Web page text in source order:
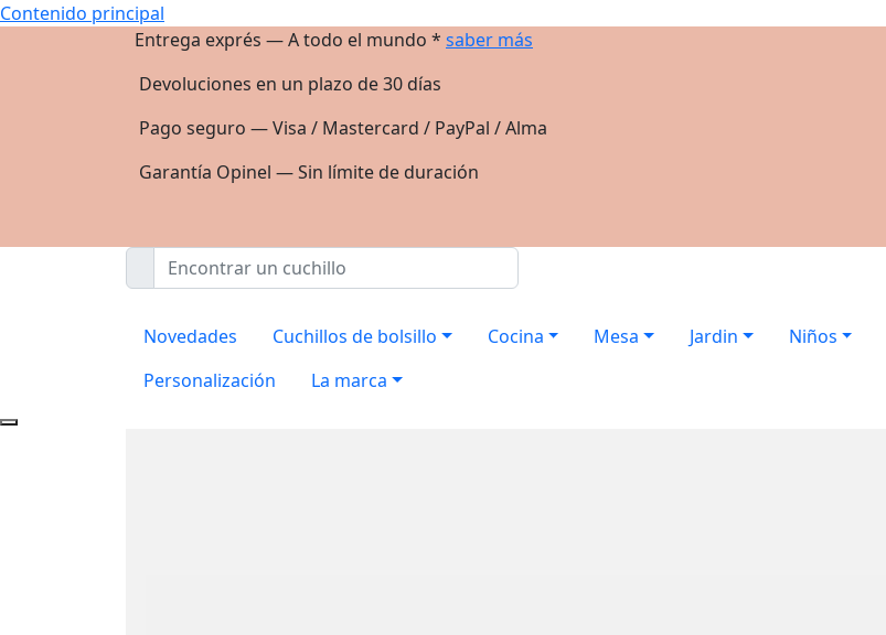
Contenido principal
Entrega exprés — A todo el mundo * saber más
Devoluciones en un plazo de 30 días
Pago seguro — Visa / Mastercard / PayPal / Alma
Garantía Opinel — Sin límite de duración
Novedades Cuchillos de bolsillo Cocina Mesa Jardin Niños
Personalización
La marca